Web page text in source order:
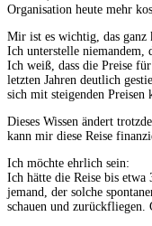
Organisation heute mehr
Mir ist es wichtig, das ganz
Ich unterstelle niemandem,
Ich weiß, dass die Preise
letzten Jahren deutlich
sich mit steigenden Preisen
Dieses Wissen ändert
kann mir diese Reise
Ich möchte ehrlich sein:
Ich hätte die Reise bis
jemand, der solche
schauen und zurückfliegen.